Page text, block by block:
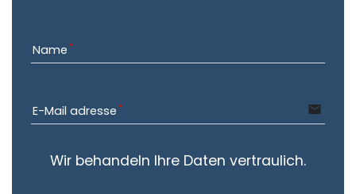
Name
E-Mail adresse email
Wir behandeln Ihre Daten vertraulich.